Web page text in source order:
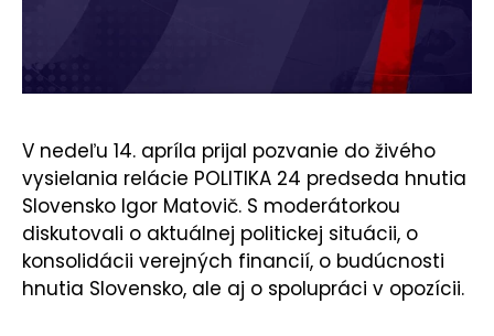
KONTAKT
V nedeľu 14. apríla prijal pozvanie do živého
vysielania relácie POLITIKA 24 predseda hnutia
Slovensko Igor Matovič. S moderátorkou
diskutovali o aktuálnej politickej situácii, o
konsolidácii verejných financií, o budúcnosti
hnutia Slovensko, ale aj o spolupráci v opozícii.